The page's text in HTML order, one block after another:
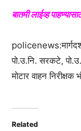
बातमी लाईव्ह
पो.उ.नि. सरकटे,
मोटार वाहन निरीक्षक
Related